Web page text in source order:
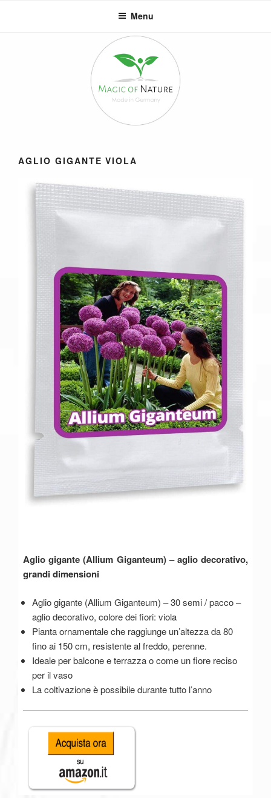
Menu
AGLIO GIGANTE VIOLA
Aglio gigante (Allium Giganteum) – aglio decorativo,
grandi dimensioni
Aglio gigante (Allium Giganteum) – 30 semi / pacco –
aglio decorativo, colore dei fiori: viola
Pianta ornamentale che raggiunge un’altezza da 80
fino ai 150 cm, resistente al freddo, perenne.
Ideale per balcone e terrazza o come un fiore reciso
per il vaso
La coltivazione è possibile durante tutto l’anno